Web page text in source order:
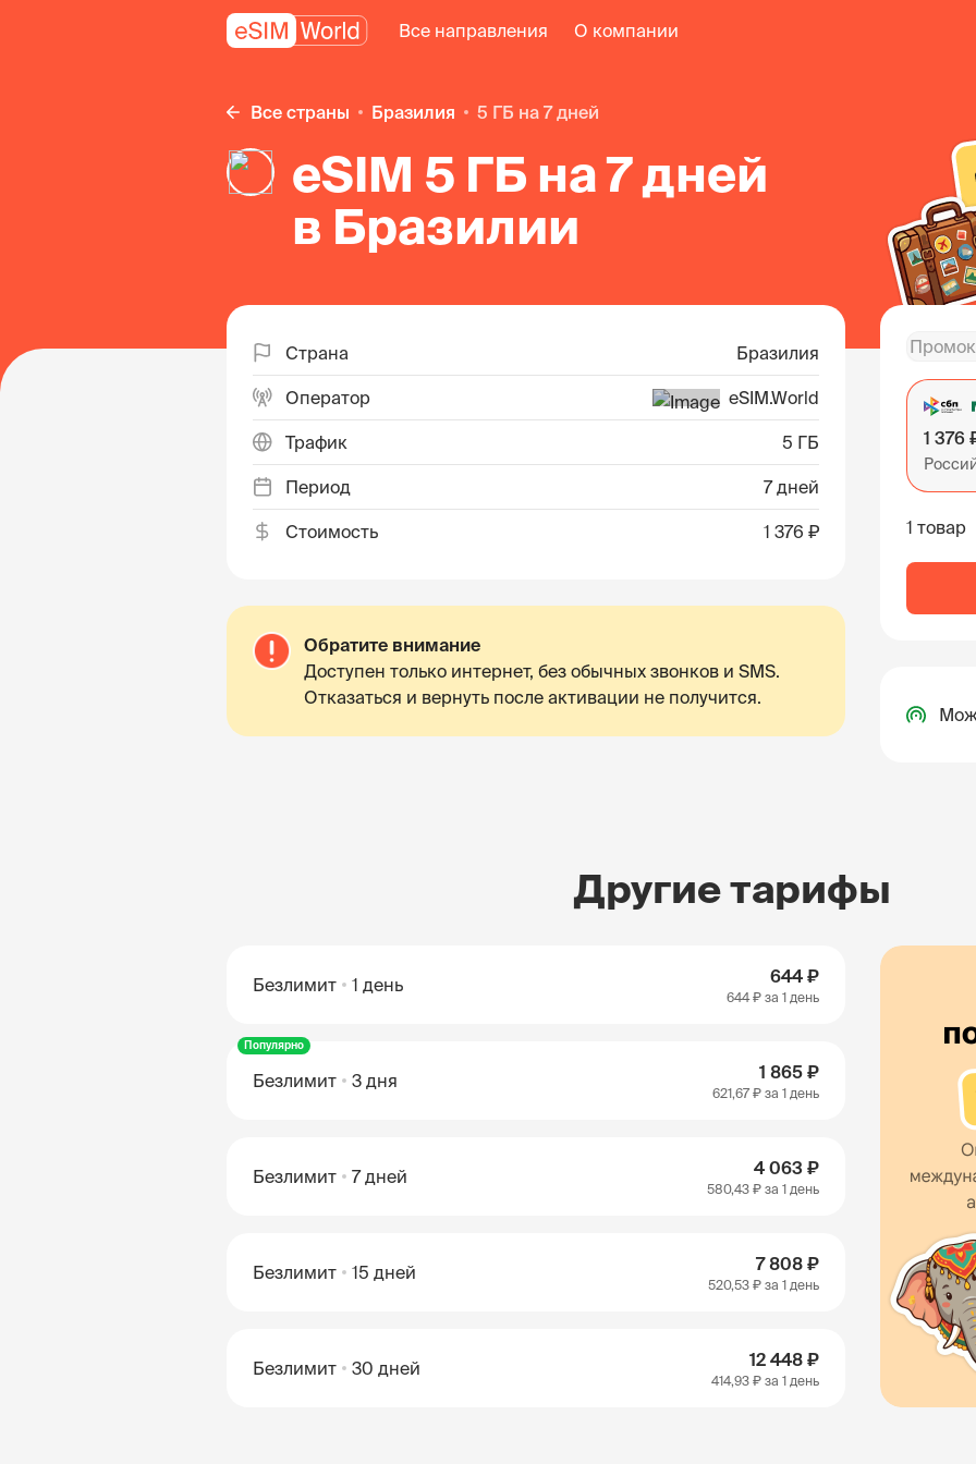
Все направления О компании
Все страны Бразилия 5 ГБ на 7 дней
eSIM 5 ГБ на 7 дней
в Бразилии
Страна Бразилия
Оператор eSIM.World
Трафик 5 ГБ
Период 7 дней
Стоимость 1 376 ₽
Обратите внимание
Доступен только интернет, без обычных звонков и SMS.
Отказаться и вернуть после активации не получится.
1 376
1 товар
Другие тарифы
Безлимит 1 день 644 ₽
644 ₽ за 1 день
Популярно
Безлимит 3 дня 1 865 ₽
621,67 ₽ за 1 день
Безлимит 7 дней 4 063 ₽
580,43 ₽ за 1 день
Безлимит 15 дней 7 808 ₽
520,53 ₽ за 1 день
Безлимит 30 дней 12 448 ₽
414,93 ₽ за 1 день